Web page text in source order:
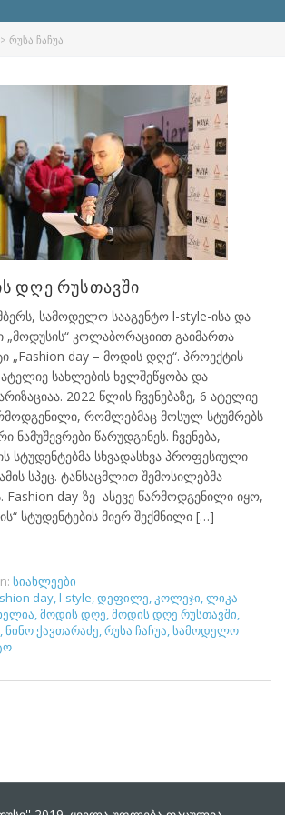
> ᲠᲣᲡᲐ ᲩᲐᲩᲣᲐ
დღე რუსთავში
სამოდელო სააგენტო l-style-ისა და
„მოდუსის“ კოლაბორაციით გაიმართა
„Fashion day – მოდის დღე“. პროექტის
ატელიე სახლების ხელშეწყობა და
2022 წლის ჩვენებაზე, 6 ატელიე
რომლებმაც მოსულ სტუმრებს
ნამუშევრები წარუდგინეს. ჩვენება,
სტუდენტებმა სხვადასხვა პროფესიული
სპეც. ტანსაცმლით შემოსილებმა
Fashion day-ზე ასევე წარმოდგენილი იყო,
სტუდენტების მიერ შექმნილი […]
სიახლეები
day l-style დეფილე კოლეჯი ლიკა
მოდის დღე მოდის დღე რუსთავში
ნინო ქავთარაძე რუსა ჩაჩუა სამოდელო